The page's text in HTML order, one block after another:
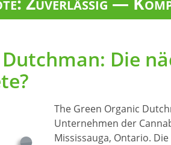
Die
The Green Organic
Unternehmen der
Mississauga, Ontario.